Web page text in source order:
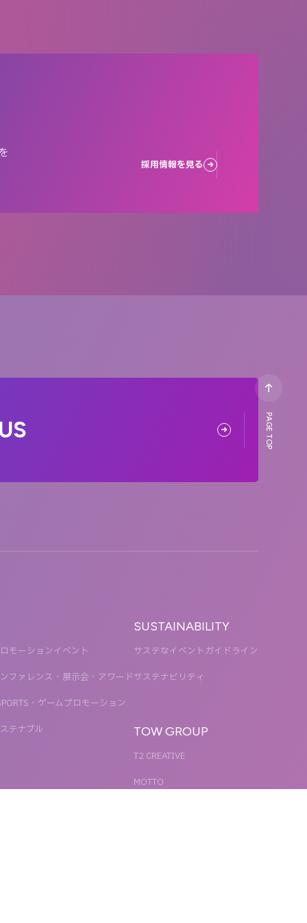
採用情報を見る
モーションイベント
ファレンス・展示会・アワード
・ゲームプロモーション
テナブル
SUSTAINABILITY
サステなイベントガイドライン
サステナビリティ
TOW GROUP
T2 CREATIVE
MOTTO
PAGE TOP